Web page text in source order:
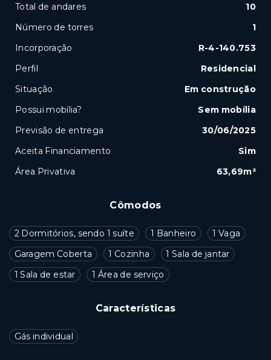
Cômodos
2 Dormitórios, sendo 1 suíte 1 Banheiro
1 Vaga
Garagem Coberta
1 Cozinha
1 Sala de jantar
1 Sala de estar
1 Área de serviço
Características
Gás individual
Total de andares
10
Número de torres
1
Incorporação
R-4-140.753
Perfil
Residencial
Situação
Em construção
Possui mobília?
Sem mobília
Previsão de entrega
30/06/2025
Aceita Financiamento
Sim
Área Privativa
63,69m²